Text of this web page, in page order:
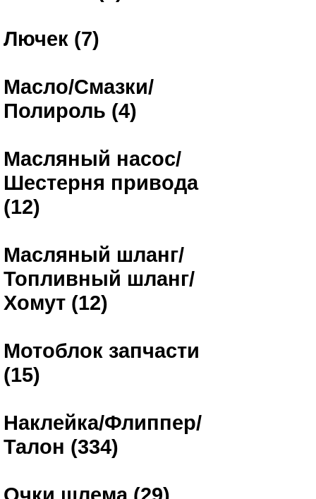
Лючек (7)
Масло/Смазки/
Полироль (4)
Масляный насос/
Шестерня привода
(12)
Масляный шланг/
Топливный шланг/
Хомут (12)
Мотоблок запчасти
(15)
Наклейка/Флиппер/
Талон (334)